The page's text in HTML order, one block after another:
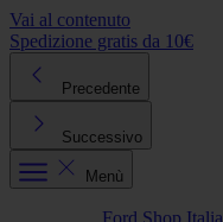
Vai al contenuto
Spedizione gratis da 10€
Precedente
Successivo
Menù
Ford Shop Italia